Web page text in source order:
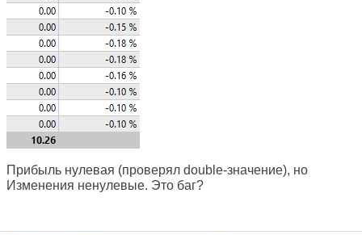
Прибыль нулевая (проверял double-значение), но
Изменения ненулевые. Это баг?